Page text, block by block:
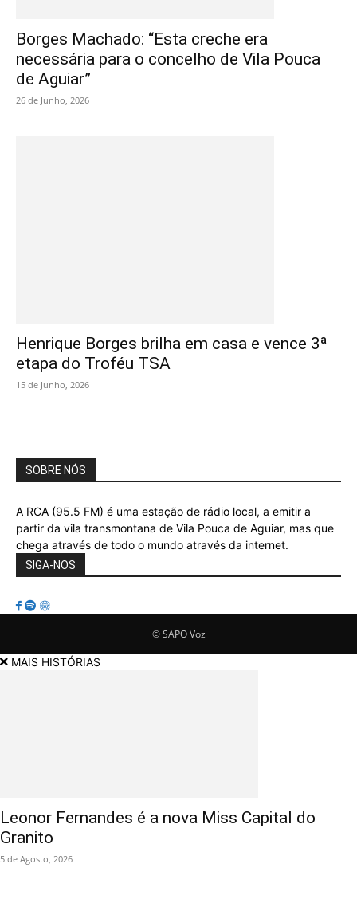
Borges Machado: “Esta creche era
necessária para o concelho de Vila Pouca
de Aguiar”
26 de Junho, 2026
Henrique Borges brilha em casa e vence 3ª
etapa do Troféu TSA
15 de Junho, 2026
SOBRE NÓS
A RCA (95.5 FM) é uma estação de rádio local, a emitir a
partir da vila transmontana de Vila Pouca de Aguiar, mas que
chega através de todo o mundo através da internet.
SIGA-NOS
© SAPO Voz
MAIS HISTÓRIAS
Leonor Fernandes é a nova Miss Capital do
Granito
5 de Agosto, 2026